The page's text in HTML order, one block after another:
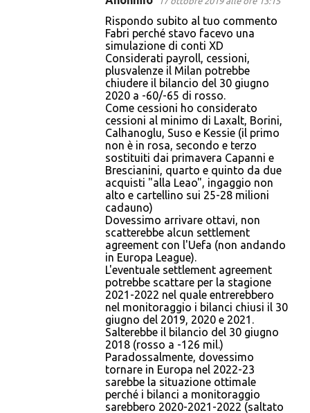
Rispondo subito al tuo commento
Fabri perché stavo facevo una
simulazione di conti XD
Considerati payroll, cessioni,
plusvalenze il Milan potrebbe
chiudere il bilancio del 30 giugno
2020 a -60/-65 di rosso.
Come cessioni ho considerato
cessioni al minimo di Laxalt, Borini,
Calhanoglu, Suso e Kessie (il primo
non è in rosa, secondo e terzo
sostituiti dai primavera Capanni e
Brescianini, quarto e quinto da due
acquisti "alla Leao", ingaggio non
alto e cartellino sui 25-28 milioni
cadauno)
Dovessimo arrivare ottavi, non
scatterebbe alcun settlement
agreement con l'Uefa (non andando
in Europa League).
L'eventuale settlement agreement
potrebbe scattare per la stagione
2021-2022 nel quale entrerebbero
nel monitoraggio i bilanci chiusi il 30
giugno del 2019, 2020 e 2021.
Salterebbe il bilancio del 30 giugno
2018 (rosso a -126 mil.)
Paradossalmente, dovessimo
tornare in Europa nel 2022-23
sarebbe la situazione ottimale
perché i bilanci a monitoraggio
sarebbero 2020-2021-2022 (saltato